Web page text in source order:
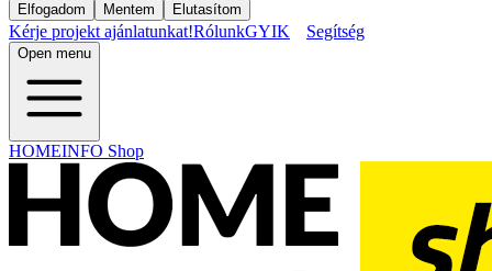
Elfogadom Mentem Elutasítom
Kérje projekt ajánlatunkat!RólunkGYIK Segítség
Open menu
HOMEINFO Shop